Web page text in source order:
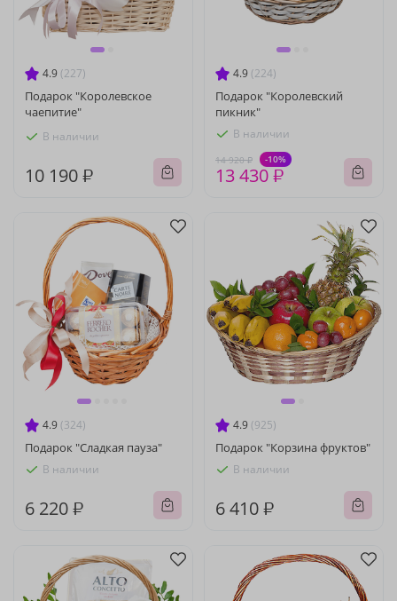
4.9 (227)
Подарок "Королевское
чаепитие"
В наличии
10 190 ₽
4.9 (224)
Подарок "Королевский
пикник"
В наличии
14 920 ₽ -10%
13 430 ₽
4.9 (324)
Подарок "Сладкая пауза"
В наличии
6 220 ₽
4.9 (925)
Подарок "Корзина фруктов"
В наличии
6 410 ₽